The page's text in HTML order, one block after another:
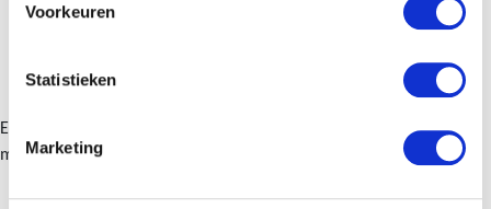
Voorkeuren
Statistieken
Marketing
Echtscheiding
Pensioen en oudedagsplanning
Een belastingadviseur in regio Amsterdam zorgt ervoor dat u deze
momentenfiscaal optimaal benut en risico’s voorkomt .